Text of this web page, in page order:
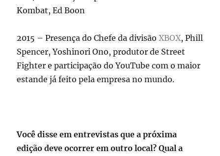
Kombat, Ed Boon
2015 – Presença do Chefe da divisãoXBOX, Phill
Spencer, Yoshinori Ono, produtor de Street
Fighter e participação do YouTube com o maior
estande já feito pela empresa no mundo.
Você disse em entrevistas que a próxima
edição deve ocorrer em outro local? Qual a